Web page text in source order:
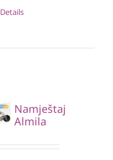
Details
Namještaj
Almila